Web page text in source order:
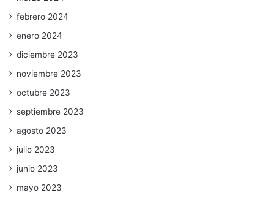
febrero 2024
enero 2024
diciembre 2023
noviembre 2023
octubre 2023
septiembre 2023
agosto 2023
julio 2023
junio 2023
mayo 2023